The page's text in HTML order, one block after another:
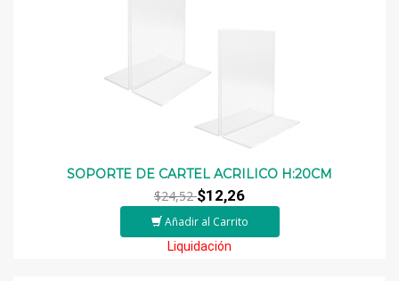
SOPORTE DE CARTEL ACRILICO H:20CM
$24,52$12,26
Añadir al Carrito
Liquidación